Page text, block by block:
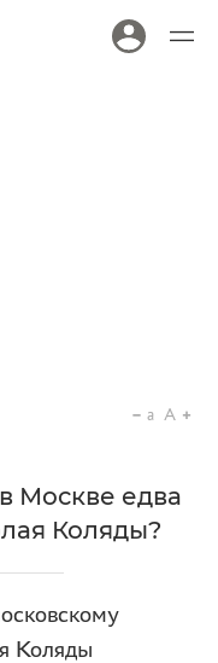
a A
Москве едва
Коляды?
Коляды